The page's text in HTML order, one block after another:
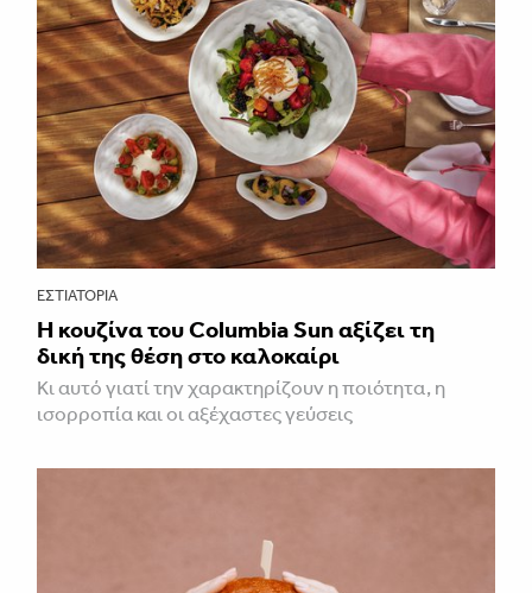
ΕΣΤΙΑΤΌΡΙΑ
Η κουζίνα του Columbia Sun αξίζει τη
δική της θέση στο καλοκαίρι
Κι αυτό γιατί την χαρακτηρίζουν η ποιότητα, η
ισορροπία και οι αξέχαστες γεύσεις